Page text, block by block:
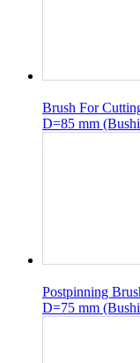
Brush For
D=85 mm
Postpinning
D=75 mm